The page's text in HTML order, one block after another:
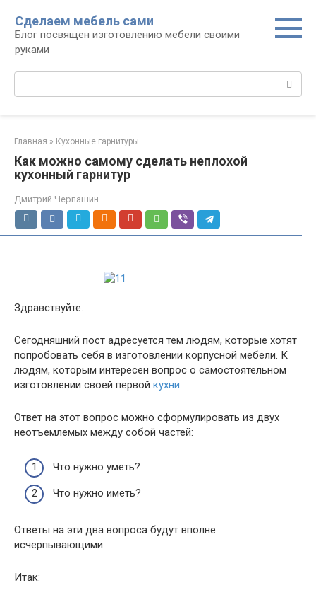
контенту
Сделаем мебель сами
Блог посвящен изготовлению мебели своими
руками
Главная » Кухонные гарнитуры
Как можно самому сделать неплохой
кухонный гарнитур
Дмитрий Черпашин
Здравствуйте.
Сегодняшний пост адресуется тем людям, которые хотят
попробовать себя в изготовлении корпусной мебели. К
людям, которым интересен вопрос о самостоятельном
изготовлении своей первой кухни.
Ответ на этот вопрос можно сформулировать из двух
неотъемлемых между собой частей:
Что нужно уметь?
Что нужно иметь?
Ответы на эти два вопроса будут вполне
исчерпывающими.
Итак: